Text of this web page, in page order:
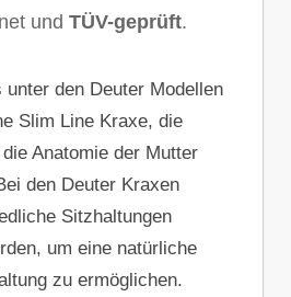
und TÜV-geprüft.
den Deuter Modellen
Slim Line Kraxe, die
Anatomie der Mutter
den Deuter Kraxen
Sitzhaltungen
um eine natürliche
zu ermöglichen.